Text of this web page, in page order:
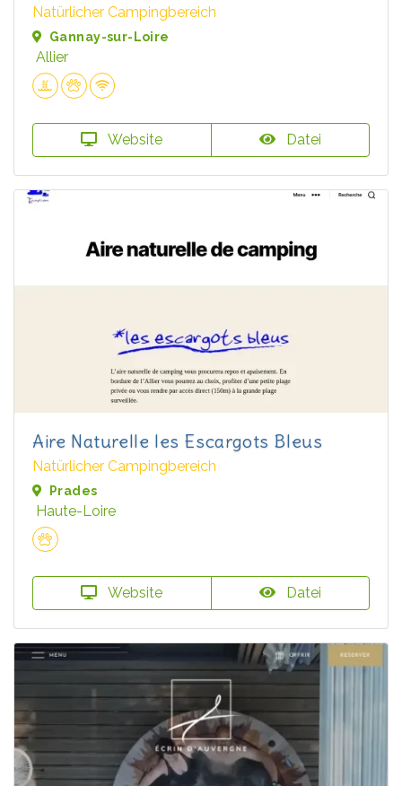
Natürlicher Campingbereich
Gannay-sur-Loire
Allier
Website Datei
Aire Naturelle les Escargots Bleus
Natürlicher Campingbereich
Prades
Haute-Loire
Website Datei